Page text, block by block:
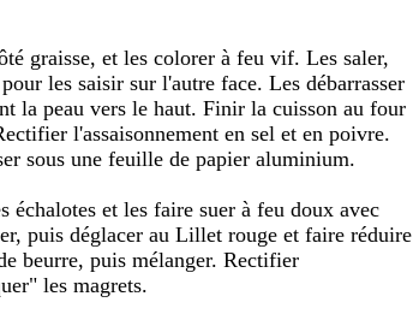
graisse, et les colorer à feu vif. Les saler,
les saisir sur l'autre face. Les débarrasser
la peau vers le haut. Finir la cuisson au four
l'assaisonnement en sel et en poivre.
sous une feuille de papier aluminium.
échalotes et les faire suer à feu doux avec
puis déglacer au Lillet rouge et faire réduire
beurre, puis mélanger. Rectifier
les magrets.